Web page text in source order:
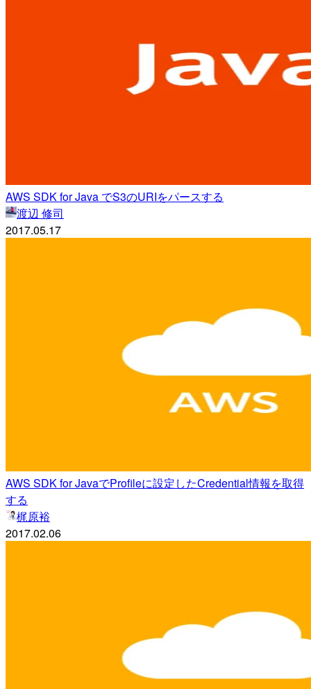
AWS SDK for Java でS3のURIをパースする
渡辺 修司
2017.05.17
AWS SDK for JavaでProfileに設定したCredential情報を取得
する
梶原裕
2017.02.06